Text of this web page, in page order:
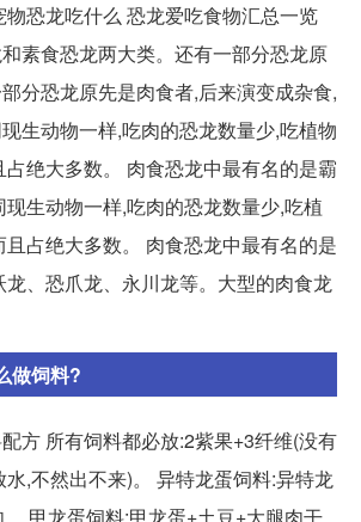
恐龙吃什么 恐龙爱吃食物汇总一览
素食恐龙两大类。还有一部分恐龙原
分恐龙原先是肉食者,后来演变成杂食,
生动物一样,吃肉的恐龙数量少,吃植物
绝大多数。 肉食恐龙中最有名的是霸
生动物一样,吃肉的恐龙数量少,吃植
占绝大多数。 肉食恐龙中最有名的是
龙、恐爪龙、永川龙等。大型的肉食龙
做饲料?
方 所有饲料都必放:2紫果+3纤维(没有
,不然出不来)。 异特龙蛋饲料:异特龙